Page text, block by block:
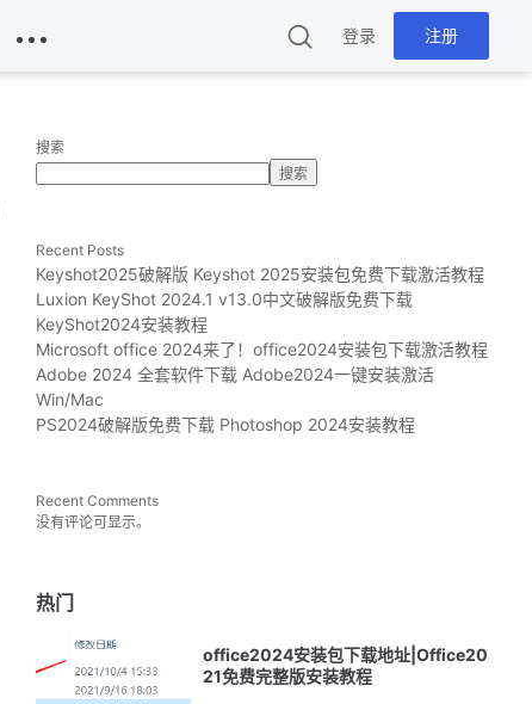
登录 注册
搜索
搜索
Recent Posts
Keyshot2025破解版 Keyshot 2025安装包免费下载激活教程
Luxion KeyShot 2024.1 v13.0中文破解版免费下载
KeyShot2024安装教程
Microsoft office 2024来了！office2024安装包下载激活教程
Adobe 2024 全套软件下载 Adobe2024一键安装激活
Win/Mac
PS2024破解版免费下载 Photoshop 2024安装教程
Recent Comments
没有评论可显示。
热门
office2024安装包下载地址|Office20
21免费完整版安装教程